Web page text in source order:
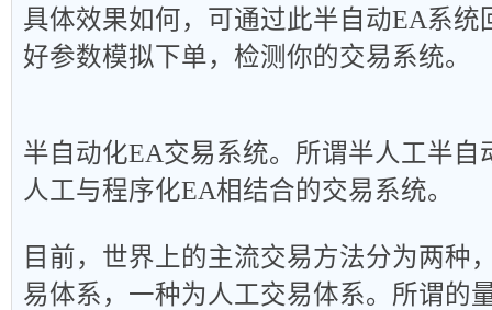
具体效果如何，可通过此半自动EA系统
好参数模拟下单，检测你的交易系统。
半自动化EA交易系统。所谓半人工半自
人工与程序化EA相结合的交易系统。
目前，世界上的主流交易方法分为两种
易体系，一种为人工交易体系。所谓的